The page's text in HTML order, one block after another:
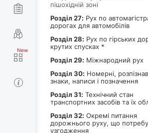
пішохідній зоні
Роздiл 27: Рух по
дорогах для автомобілів
Роздiл 28: Рух по гірських
крутих спусках *
Роздiл 29: Міжнародний рух
Роздiл 30: Номерні,
знаки, написи і позначення
Роздiл 31: Технічний стан
транспортних засобів та їх
Роздiл 32: Окремі питання
дорожнього руху, що
узгодження
лінія з короткими штрихами і